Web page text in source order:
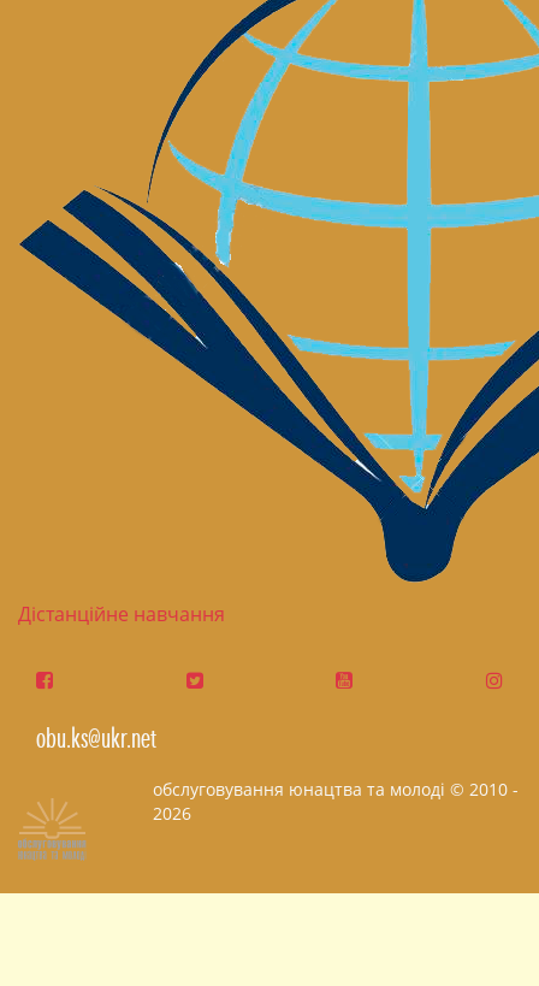
Дістанційне навчання
obu.ks@ukr.net
обслуговування юнацтва та молоді © 2010 -
2026